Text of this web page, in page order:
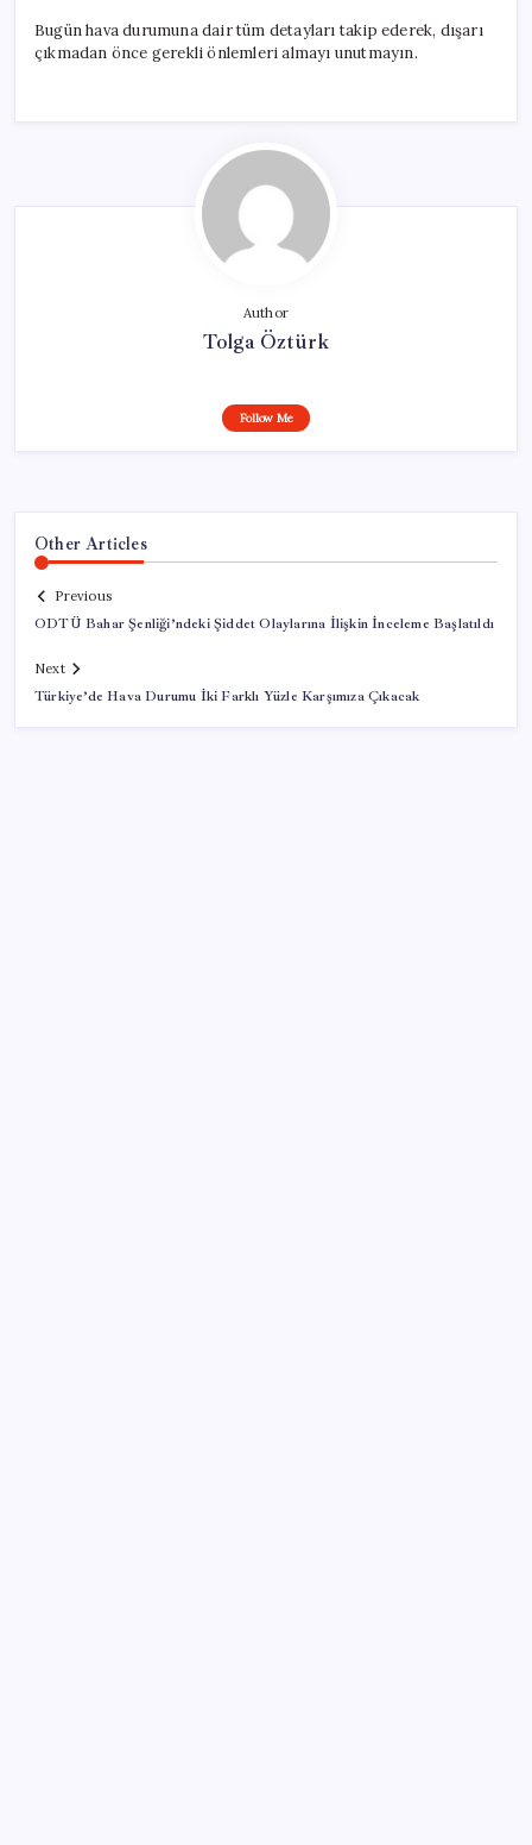
Bugün hava durumuna dair tüm detayları takip ederek, dışarı
çıkmadan önce gerekli önlemleri almayı unutmayın.
Author
Tolga Öztürk
Follow Me
Other Articles
Previous
ODTÜ Bahar Şenliği’ndeki Şiddet Olaylarına İlişkin İnceleme Başlatıldı
Next
Türkiye’de Hava Durumu İki Farklı Yüzle Karşımıza Çıkacak